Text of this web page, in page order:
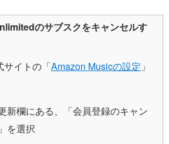
のサブスクをキャンセルす
サイトの「Amazon Musicの設定 」
新欄にある、「会員登録のキャン
を選択